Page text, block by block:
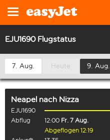
EJU1690 Flugstatus
7. Aug. Heute 9. Aug.
Neapel nach Nizza
EJU1690
Abflug
12:00 Fr. 7 Aug.
Abgeflogen 12:19